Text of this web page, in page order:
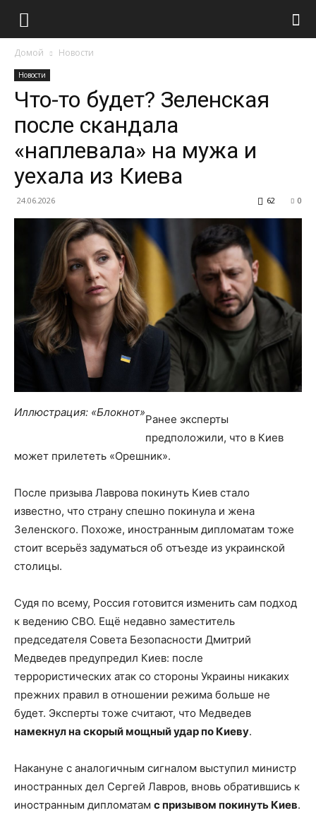
Домой Новости
Новости
Что-то будет? Зеленская
после скандала
«наплевала» на мужа и
уехала из Киева
24.06.2026 0
62
Иллюстрация: «Блокнот»
Ранее эксперты
предположили, что в Киев
может прилететь «Орешник».
После призыва Лаврова покинуть Киев стало
известно, что страну спешно покинула и жена
Зеленского. Похоже, иностранным дипломатам тоже
стоит всерьёз задуматься об отъезде из украинской
столицы.
Судя по всему, Россия готовится изменить сам подход
к ведению СВО. Ещё недавно заместитель
председателя Совета Безопасности Дмитрий
Медведев предупредил Киев: после
террористических атак со стороны Украины никаких
прежних правил в отношении режима больше не
будет. Эксперты тоже считают, что Медведев
намекнул на скорый мощный удар по Киеву.
Накануне с аналогичным сигналом выступил министр
иностранных дел Сергей Лавров, вновь обратившись к
иностранным дипломатам с призывом покинуть Киев.